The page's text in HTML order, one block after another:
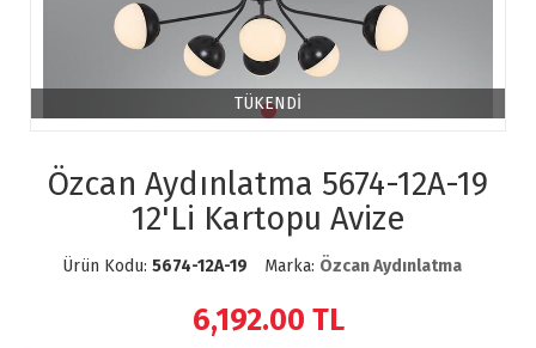
TÜKENDİ
Özcan Aydınlatma 5674-12A-19
12'Li Kartopu Avize
Ürün Kodu: 5674-12A-19 Marka: Özcan Aydınlatma
6,192.00 TL